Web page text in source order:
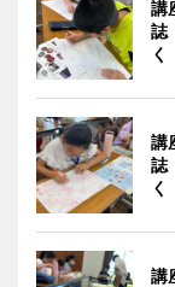
講
誌
く
講
誌
く
講